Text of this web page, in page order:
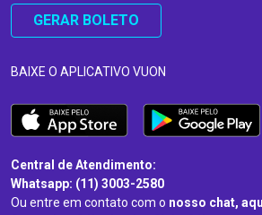
GERAR BOLETO
BAIXE O APLICATIVO VUON
Central de Atendimento:
Whatsapp: (11) 3003-2580
Ou entre em contato com o nosso chat,